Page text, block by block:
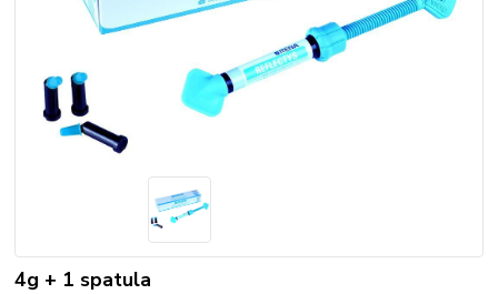
4g + 1 spatula